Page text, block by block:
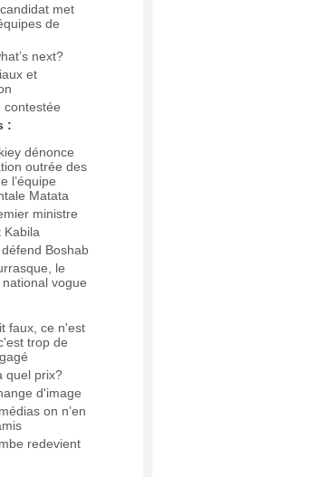
met
de
next?
et
contestée
:
dénonce
outrée des
l’équipe
Matata
ministre
Kabila
défend Boshab
le
vogue
faux, ce n'est
trop de
quel prix?
d'image
on n’en
redevient